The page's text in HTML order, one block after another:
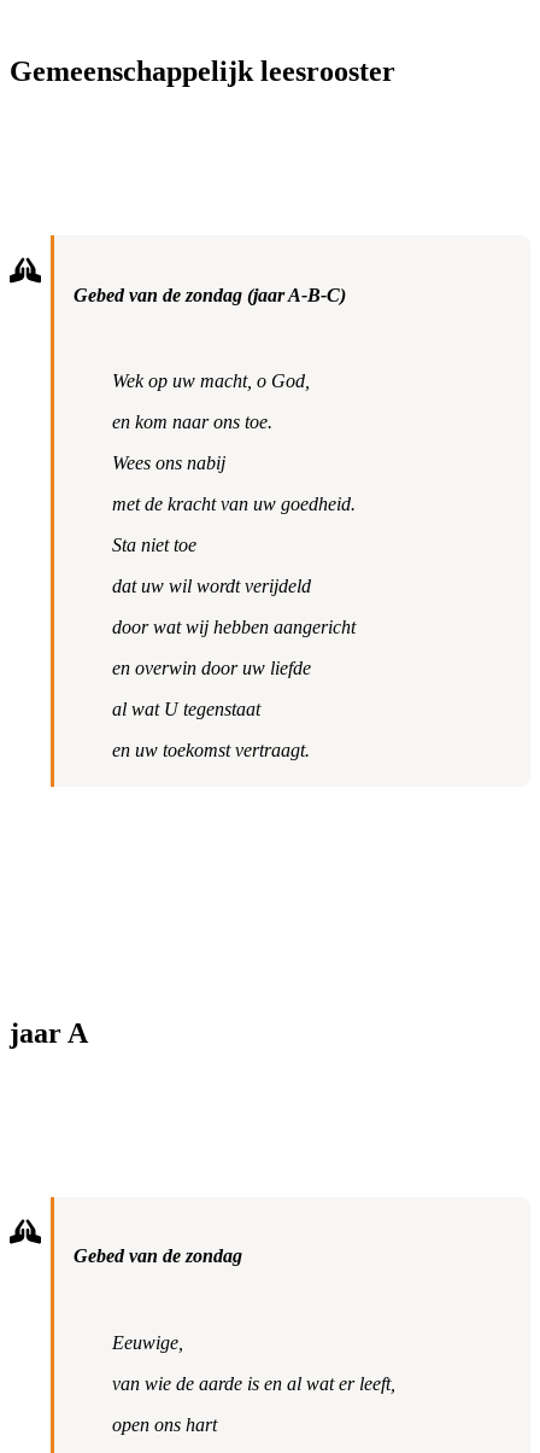
Gemeenschappelijk leesrooster
Gebed van de zondag (jaar A-B-C)
Wek op uw macht, o God,
en kom naar ons toe.
Wees ons nabij
met de kracht van uw goedheid.
Sta niet toe
dat uw wil wordt verijdeld
door wat wij hebben aangericht
en overwin door uw liefde
al wat U tegenstaat
en uw toekomst vertraagt.
jaar A
Gebed van de zondag
Eeuwige,
van wie de aarde is en al wat er leeft,
open ons hart